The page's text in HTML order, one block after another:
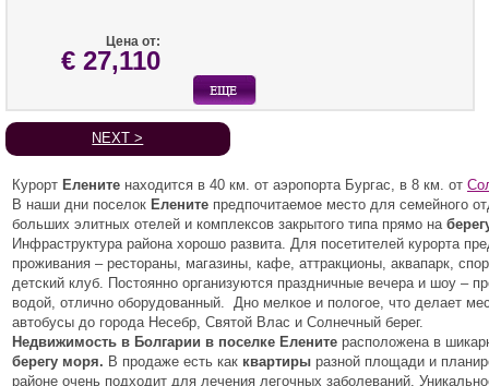
Цена от:
€ 27,110
NEXT >
Курорт Елените находится в 40 км. от аэропорта Бургас, в 8 км. от
В наши дни поселок Елените предпочитаемое место для семейного
больших элитных отелей и комплексов закрытого типа прямо на
Инфраструктура района хорошо развита. Для посетителей курорта
проживания – рестораны, магазины, кафе, аттракционы, аквапарк,
детский клуб. Постоянно организуются праздничные вечера и шоу –
водой, отлично оборудованный. Дно мелкое и пологое, что делает
автобусы до города Несебр, Святой Влас и Солнечный берег.
Недвижимость в Болгарии в поселке Елените расположена в
берегу моря. В продаже есть как квартиры разной площади и
районе очень подходит для лечения легочных заболеваний.